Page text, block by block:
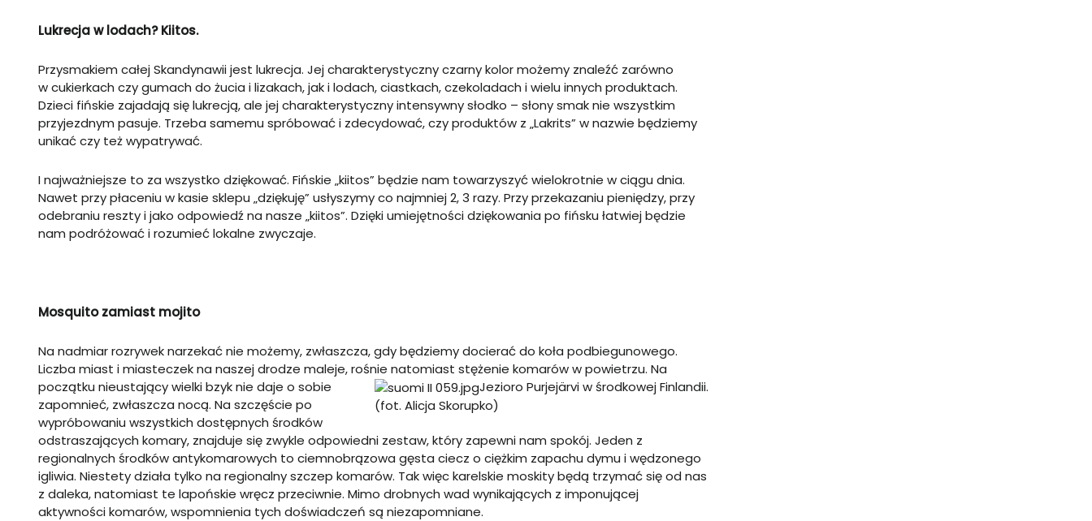
Lukrecja w lodach? Kiitos.
Przysmakiem całej Skandynawii jest lukrecja. Jej charakterystyczny czarny kolor możemy znaleźć zarówno
w cukierkach czy gumach do żucia i lizakach, jak i lodach, ciastkach, czekoladach i wielu innych produktach.
Dzieci fińskie zajadają się lukrecją, ale jej charakterystyczny intensywny słodko – słony smak nie wszystkim
przyjezdnym pasuje. Trzeba samemu spróbować i zdecydować, czy produktów z „Lakrits” w nazwie będziemy
unikać czy też wypatrywać.
I najważniejsze to za wszystko dziękować. Fińskie „kiitos” będzie nam towarzyszyć wielokrotnie w ciągu dnia.
Nawet przy płaceniu w kasie sklepu „dziękuję” usłyszymy co najmniej 2, 3 razy. Przy przekazaniu pieniędzy, przy
odebraniu reszty i jako odpowiedź na nasze „kiitos”. Dzięki umiejętności dziękowania po fińsku łatwiej będzie
nam podróżować i rozumieć lokalne zwyczaje.
Mosquito zamiast mojito
Na nadmiar rozrywek narzekać nie możemy, zwłaszcza, gdy będziemy docierać do koła podbiegunowego.
Liczba miast i miasteczek na naszej drodze maleje, rośnie natomiast stężenie komarów w powietrzu.
Jezioro Purjejärvi w środkowej Finlandii.
(fot. Alicja Skorupko)
Na
początku nieustający wielki bzyk nie daje o sobie
zapomnieć, zwłaszcza nocą. Na szczęście po
wypróbowaniu wszystkich dostępnych środków
odstraszających komary, znajduje się zwykle odpowiedni zestaw, który zapewni nam spokój. Jeden z
regionalnych środków antykomarowych to ciemnobrązowa gęsta ciecz o ciężkim zapachu dymu i wędzonego
igliwia. Niestety działa tylko na regionalny szczep komarów. Tak więc karelskie moskity będą trzymać się od nas
z daleka, natomiast te lapońskie wręcz przeciwnie. Mimo drobnych wad wynikających z imponującej
aktywności komarów, wspomnienia tych doświadczeń są niezapomniane.